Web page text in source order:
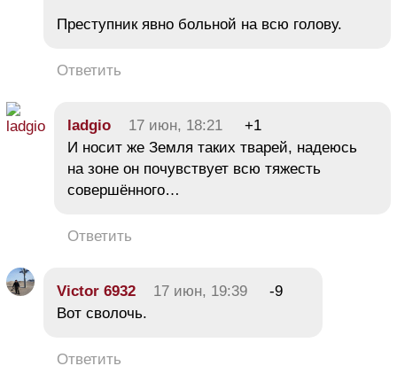
Преступник явно больной на всю голову.
Ответить
ladgio 17 июн, 18:21
+1
И носит же Земля таких тварей, надеюсь
на зоне он почувствует всю тяжесть
совершённого…
Ответить
Victor 6932 17 июн, 19:39
-9
Вот сволочь.
Ответить